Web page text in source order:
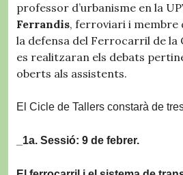
professor d’urbanisme en la
Ferrandis, ferroviari i membre
la defensa del Ferrocarril de la
es realitzaran els debats
oberts als assistents.
El Cicle de Tallers constarà de
_1a. Sessió: 9 de febrer.